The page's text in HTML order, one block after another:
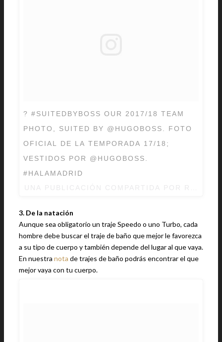
? #SUITEDBYBOSS OUR 2017/18 TEAM
PHOTO, SUITED BY @HUGOBOSS. FOTO
OFICIAL DE LA TEMPORADA 17/18;
VESTIDOS POR @HUGOBOSS.
#HALAMADRID
3. De la natación
Aunque sea obligatorio un traje Speedo o uno Turbo, cada
hombre debe buscar el traje de baño que mejor le favorezca
a su tipo de cuerpo y también depende del lugar al que vaya.
En nuestra nota de trajes de baño podrás encontrar el que
mejor vaya con tu cuerpo.